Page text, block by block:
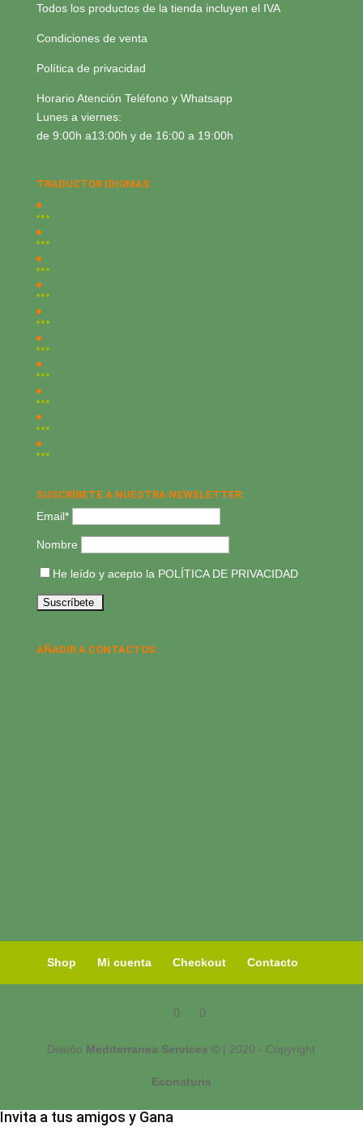
Todos los productos de la tienda incluyen el IVA
Condiciones de venta
Política de privacidad
Horario Atención Teléfono y Whatsapp
Lunes a viernes:
de 9:00h a13:00h y de 16:00 a 19:00h
TRADUCTOR IDIOMAS:
SUSCRÍBETE A NUESTRA NEWSLETTER:
Email*
Nombre
He leído y acepto la POLÍTICA DE PRIVACIDAD
AÑADIR A CONTACTOS:
Shop Mi cuenta Checkout Contacto
Diseño Mediterranea Services © | 2020 - Copyright
Econaturis
Invita a tus amigos y Gana